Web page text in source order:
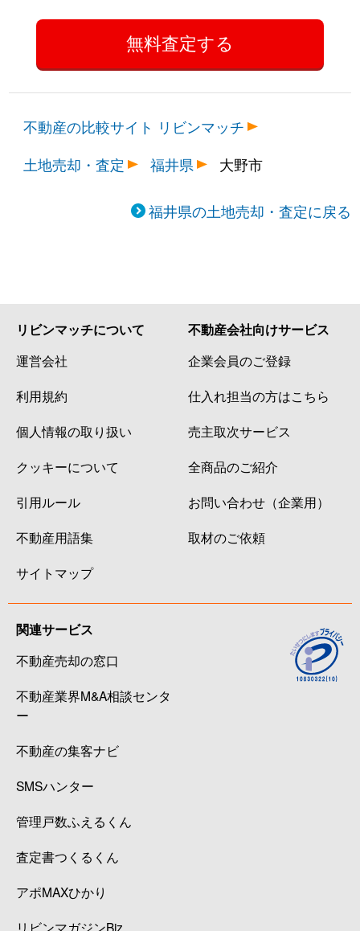
不動産の比較サイト リビンマッチ
土地売却・査定
福井県 大野市
福井県の土地売却・査定に戻る
リビンマッチについて
運営会社
利用規約
個人情報の取り扱い
クッキーについて
引用ルール
不動産用語集
サイトマップ
不動産会社向けサービス
企業会員のご登録
仕入れ担当の方はこちら
売主取次サービス
全商品のご紹介
お問い合わせ（企業用）
取材のご依頼
関連サービス
不動産売却の窓口
不動産業界M&A相談センタ
ー
不動産の集客ナビ
SMSハンター
管理戸数ふえるくん
査定書つくるくん
アポMAXひかり
リビンマガジンBiz